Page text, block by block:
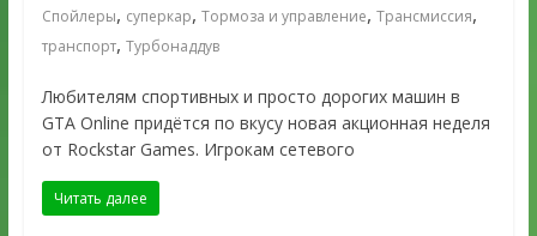
Спойлеры, суперкар, Тормоза и управление, Трансмиссия,
транспорт, Турбонаддув
Любителям спортивных и просто дорогих машин в
GTA Online придётся по вкусу новая акционная неделя
от Rockstar Games. Игрокам сетевого
Читать далее